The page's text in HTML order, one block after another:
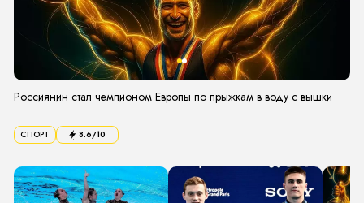
Россиянин стал чемпионом Европы по прыжкам в воду с вышки
СПОРТ 8.6/10